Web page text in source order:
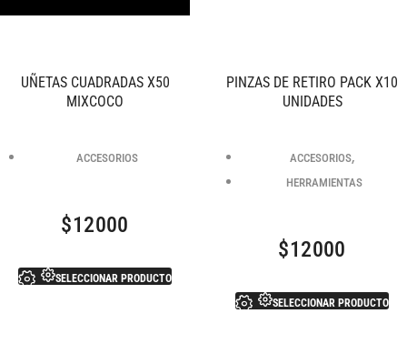
UÑETAS CUADRADAS X50
MIXCOCO
ACCESORIOS
$12000
SELECCIONAR PRODUCTO
PINZAS DE RETIRO PACK X10
UNIDADES
ACCESORIOS,
HERRAMIENTAS
$12000
SELECCIONAR PRODUCTO